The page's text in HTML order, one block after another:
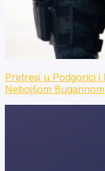
Pretresi u Podgorici i
Nebojšom Bugarinom